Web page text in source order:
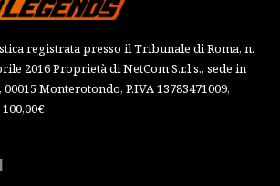
registrata presso il Tribunale di Roma, n.
2016 Proprietà di NetCom S.r.l.s., sede in
Monterotondo, P.IVA 13783471009,